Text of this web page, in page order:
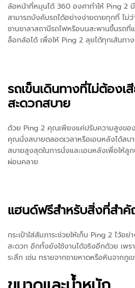
ล้อหน้าที่หมุนได้ 360 องศาทำให้ Ping
สามารถบังคับรถได้อย่างง่ายดายทุกที่ ไม่
ชานชาลาสถานีรถไฟหรือบนสะพานขึ้นรถ
ล็อกล้อได้ เพื่อให้ Ping 2 ลุยได้ทุกเส้นทาง
รถเข็นเดินทางที่ไม่ต้องเ
สะดวกสบาย
ด้วย Ping 2 คุณเพียงแค่ปรับความสูงขอ
คุณนั่งสบายตลอดเวลาหรือเอนหลังได้ส
สบายสูงสุดในการนั่งและเอนหลังเพื่อให้
ผ่อนคลาย
แฮนด์ฟรีสำหรับสิ่งที่สำ
กระเป๋าใส่สัมภาระช่วยให้เก็บ Ping 2 ไว้อ
สะดวก อีกทั้งยังใช้งานได้จริงอีกด้วย เพรา
ระลึก เช่น ทรายจากชายหาดหรือหินจากภูเ